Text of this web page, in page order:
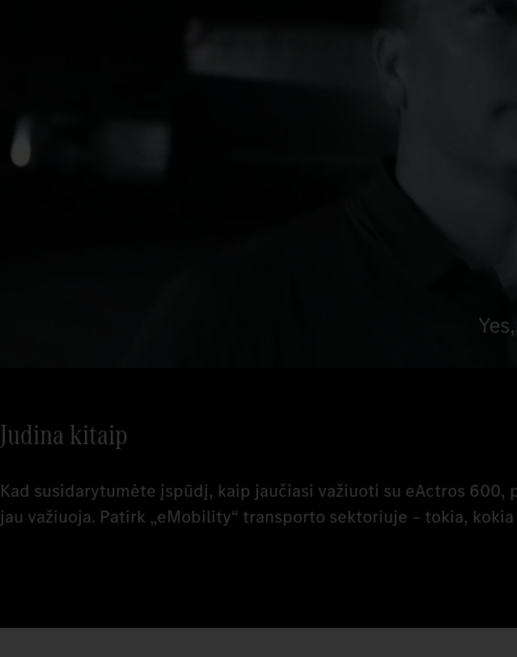
Judina kitaip
Kad susidarytumėte įspūdį, kaip jaučiasi važiuoti su eActros
jau važiuoja. Patirk „eMobility“ transporto sektoriuje – tokia,